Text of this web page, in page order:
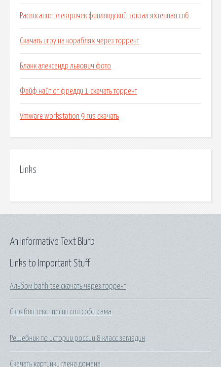
Расписание электричек финляндский вокзал яхтенная спб
Скачать игру на кораблях через торрент
Бланк александр львович фото
Файф найт от фредди 1 скачать торрент
Vmware workstation 9 rus скачать
Links
Links to Important Stuff
Альбом bahh tee скачать через торрент
Скрябин текст песни спи соби сама
Решебник по истории россии 8 класс загладин
Скачать картинки глена домана
An Informative Text Blurb